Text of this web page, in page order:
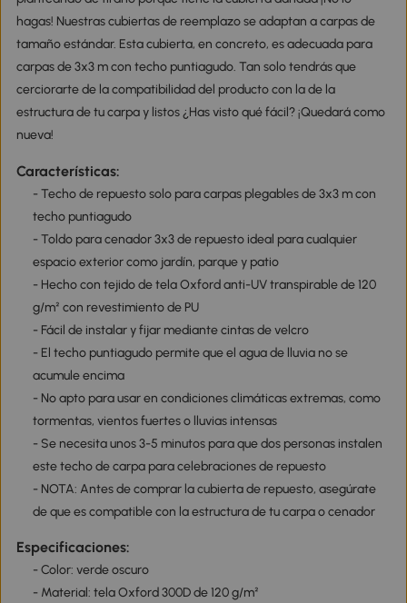
hagas! Nuestras cubiertas de reemplazo se adaptan a carpas de
tamaño estándar. Esta cubierta, en concreto, es adecuada para
carpas de 3x3 m con techo puntiagudo. Tan solo tendrás que
cerciorarte de la compatibilidad del producto con la de la
estructura de tu carpa y listos ¿Has visto qué fácil? ¡Quedará como
nueva!
Características:
- Techo de repuesto solo para carpas plegables de 3x3 m con
techo puntiagudo
- Toldo para cenador 3x3 de repuesto ideal para cualquier
espacio exterior como jardín, parque y patio
- Hecho con tejido de tela Oxford anti-UV transpirable de 120
g/m² con revestimiento de PU
- Fácil de instalar y fijar mediante cintas de velcro
- El techo puntiagudo permite que el agua de lluvia no se
acumule encima
- No apto para usar en condiciones climáticas extremas, como
tormentas, vientos fuertes o lluvias intensas
- Se necesita unos 3-5 minutos para que dos personas instalen
este techo de carpa para celebraciones de repuesto
- NOTA: Antes de comprar la cubierta de repuesto, asegúrate
de que es compatible con la estructura de tu carpa o cenador
Especificaciones:
- Color: verde oscuro
- Material: tela Oxford 300D de 120 g/m²